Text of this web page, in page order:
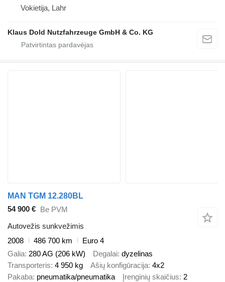
Vokietija, Lahr
Klaus Dold Nutzfahrzeuge GmbH & Co. KG
MAN TGM 12.280BL
54 900 € Be PVM
Autovežis sunkvežimis
2008
486 700 km
Euro 4
Galia 280 AG (206 kW) Degalai dyzelinas
Transporteris 4 950 kg Ašių konfigūracija 4x2
Pakaba pneumatika/pneumatika Įrenginių skaičius 2